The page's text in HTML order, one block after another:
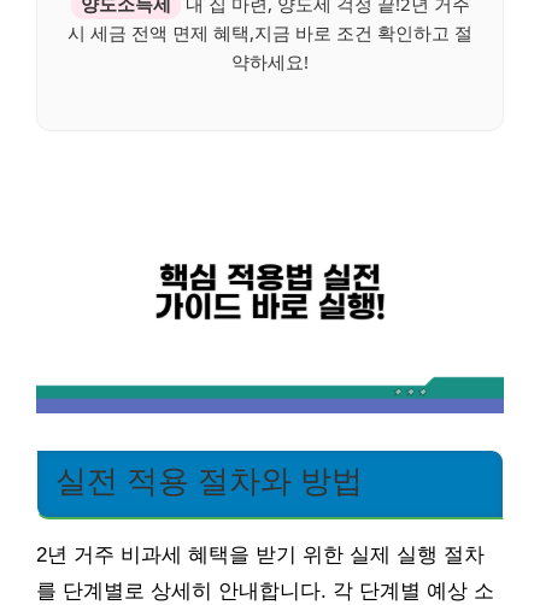
시 세금 전액 면제 혜택,지금 바로 조건 확인하고 절
약하세요!
실전 적용 절차와 방법
2년 거주 비과세 혜택을 받기 위한 실제 실행 절차
를 단계별로 상세히 안내합니다. 각 단계별 예상 소